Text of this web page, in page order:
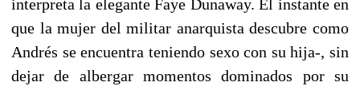
interpreta la elegante Faye Dunaway. El instante en
que la mujer del militar anarquista descubre como
Andrés se encuentra teniendo sexo con su hija-, sin
dejar de albergar momentos dominados por su